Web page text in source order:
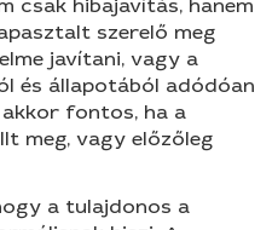
csak hibajavítás, hanem
szerelő meg
javítani, vagy a
és állapotából adódóan
fontos, ha a
meg, vagy előzőleg
a tulajdonos a